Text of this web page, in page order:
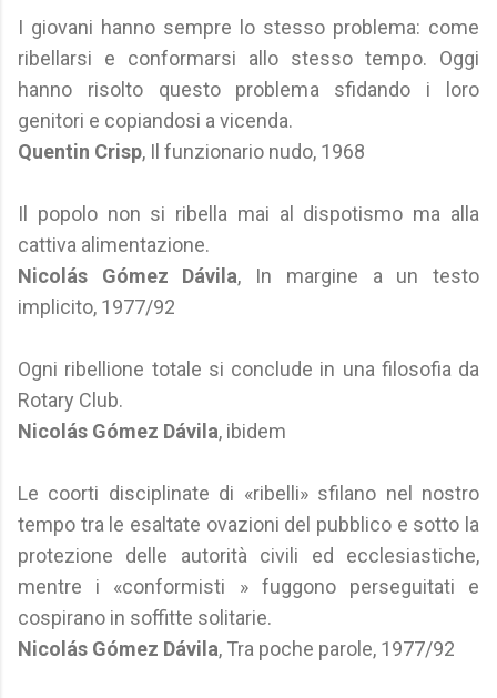
I giovani hanno sempre lo stesso problema: come
ribellarsi e conformarsi allo stesso tempo. Oggi
hanno risolto questo problema sfidando i loro
genitori e copiandosi a vicenda.
Quentin Crisp, Il funzionario nudo, 1968
Il popolo non si ribella mai al dispotismo ma alla
cattiva alimentazione.
Nicolás Gómez Dávila, In margine a un testo
implicito, 1977/92
Ogni ribellione totale si conclude in una filosofia da
Rotary Club.
Nicolás Gómez Dávila, ibidem
Le coorti disciplinate di «ribelli» sfilano nel nostro
tempo tra le esaltate ovazioni del pubblico e sotto la
protezione delle autorità civili ed ecclesiastiche,
mentre i «conformisti » fuggono perseguitati e
cospirano in soffitte solitarie.
Nicolás Gómez Dávila, Tra poche parole, 1977/92